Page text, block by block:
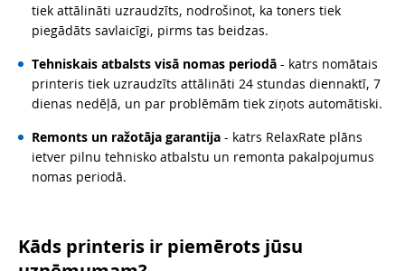
tiek attālināti uzraudzīts, nodrošinot, ka toners tiek
piegādāts savlaicīgi, pirms tas beidzas.
Tehniskais atbalsts visā nomas periodā - katrs nomātais
printeris tiek uzraudzīts attālināti 24 stundas diennaktī, 7
dienas nedēļā, un par problēmām tiek ziņots automātiski.
Remonts un ražotāja garantija - katrs RelaxRate plāns
ietver pilnu tehnisko atbalstu un remonta pakalpojumus
nomas periodā.
Kāds printeris ir piemērots jūsu